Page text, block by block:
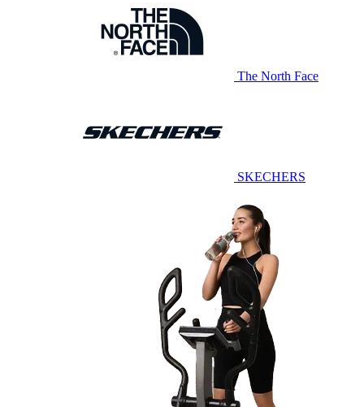
The North Face
SKECHERS